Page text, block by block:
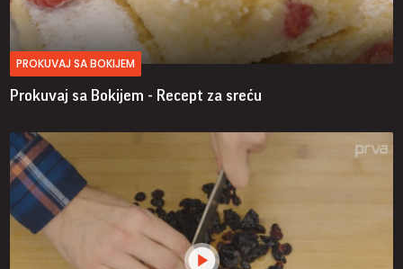
PROKUVAJ SA BOKIJEM
Prokuvaj sa Bokijem - Recept za sreću